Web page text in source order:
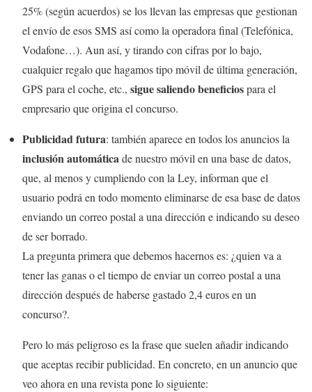
25% (según acuerdos) se los llevan las empresas que gestionan
el envío de esos SMS así como la operadora final (Telefónica,
Vodafone…). Aun así, y tirando con cifras por lo bajo,
cualquier regalo que hagamos tipo móvil de última generación,
GPS para el coche, etc., sigue saliendo beneficiospara el
empresario que origina el concurso.
Publicidad futura: también aparece en todos los anuncios la
inclusión automáticade nuestro móvil en una base de datos,
que, al menos y cumpliendo con la Ley, informan que el
usuario podrá en todo momento eliminarse de esa base de datos
enviando un correo postal a una dirección e indicando su deseo
de ser borrado.
La pregunta primera que debemos hacernos es: ¿quien va a
tener las ganas o el tiempo de enviar un correo postal a una
dirección después de haberse gastado 2,4 euros en un
concurso?.
Pero lo más peligroso es la frase que suelen añadir indicando
que aceptas recibir publicidad. En concreto, en un anuncio que
veo ahora en una revista pone lo siguiente: